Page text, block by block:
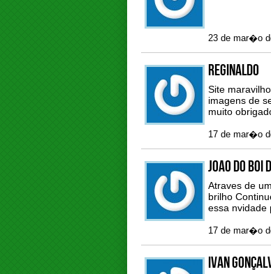
23 de mar�o
Reginaldo
Site
imagens de
muito
17 de mar�o
joao do boi
Atraves de
brilho
essa nvidade
17 de mar�o
ivan